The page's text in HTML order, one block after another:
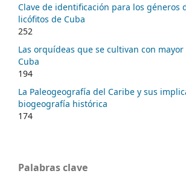
Clave de identificación para los géneros
licófitos de Cuba
252
Las orquídeas que se cultivan con
Cuba
194
La Paleogeografía del Caribe y sus
biogeografía histórica
174
Palabras clave